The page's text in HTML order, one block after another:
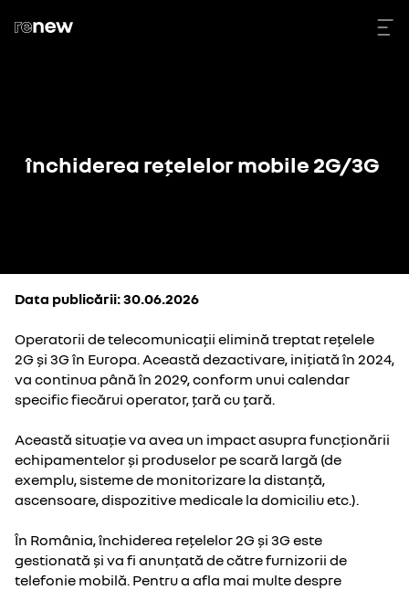
închiderea rețelelor mobile 2G/3G
Data publicării: 30.06.2026
Operatorii de telecomunicații elimină treptat rețelele
2G și 3G în Europa. Această dezactivare, inițiată în 2024,
va continua până în 2029, conform unui calendar
specific fiecărui operator, țară cu țară.
Această situație va avea un impact asupra funcționării
echipamentelor și produselor pe scară largă (de
exemplu, sisteme de monitorizare la distanță,
ascensoare, dispozitive medicale la domiciliu etc.).
În România, închiderea rețelelor 2G și 3G este
gestionată și va fi anunțată de către furnizorii de
telefonie mobilă. Pentru a afla mai multe despre